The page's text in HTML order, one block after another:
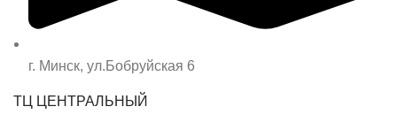
г. Минск, ул.Бобруйская 6
ТЦ ЦЕНТРАЛЬНЫЙ